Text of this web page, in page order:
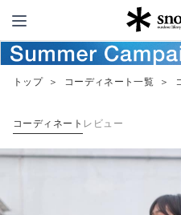
トップ ＞ コーディネート一覧 ＞
コーディネート レビュー